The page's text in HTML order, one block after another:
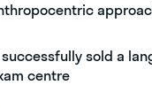
sold a
centre